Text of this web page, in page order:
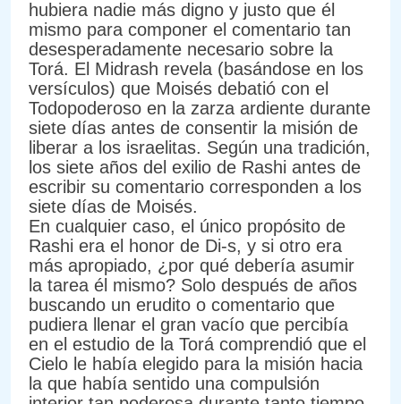
hubiera nadie más digno y justo que él
mismo para componer el comentario tan
desesperadamente necesario sobre la
Torá. El Midrash revela (basándose en los
versículos) que Moisés debatió con el
Todopoderoso en la zarza ardiente durante
siete días antes de consentir la misión de
liberar a los israelitas. Según una tradición,
los siete años del exilio de Rashi antes de
escribir su comentario corresponden a los
siete días de Moisés.
En cualquier caso, el único propósito de
Rashi era el honor de Di-s, y si otro era
más apropiado, ¿por qué debería asumir
la tarea él mismo? Solo después de años
buscando un erudito o comentario que
pudiera llenar el gran vacío que percibía
en el estudio de la Torá comprendió que el
Cielo le había elegido para la misión hacia
la que había sentido una compulsión